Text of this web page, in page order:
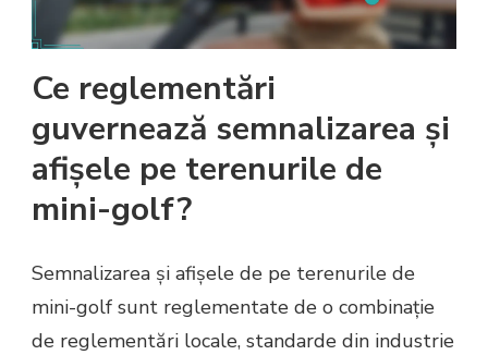
Ce reglementări
guvernează semnalizarea și
afișele pe terenurile de
mini-golf?
Semnalizarea și afișele de pe terenurile de
mini-golf sunt reglementate de o combinație
de reglementări locale, standarde din industrie